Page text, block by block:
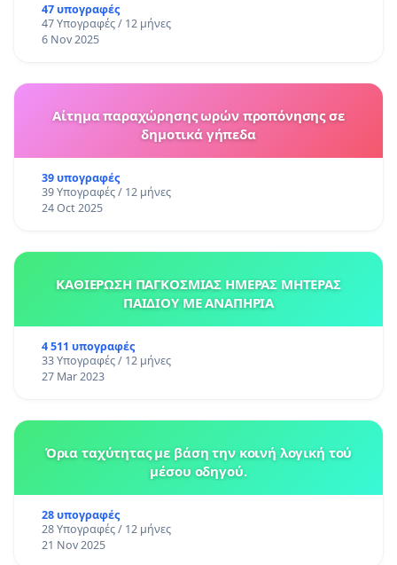
47 υπογραφές
47 Υπογραφές / 12 μήνες
6 Nov 2025
Αίτημα παραχώρησης ωρών προπόνησης σε
δημοτικά γήπεδα
39 υπογραφές
39 Υπογραφές / 12 μήνες
24 Oct 2025
ΚΑΘΙΕΡΩΣΗ ΠΑΓΚΟΣΜΙΑΣ ΗΜΕΡΑΣ ΜΗΤΕΡΑΣ
ΠΑΙΔΙΟΥ ΜΕ ΑΝΑΠΗΡΙΑ
4 511 υπογραφές
33 Υπογραφές / 12 μήνες
27 Mar 2023
Όρια ταχύτητας με βάση την κοινή λογική τού
μέσου οδηγού.
28 υπογραφές
28 Υπογραφές / 12 μήνες
21 Nov 2025